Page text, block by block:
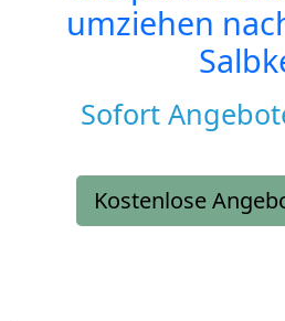
umziehen
Sofort
Kostenlose